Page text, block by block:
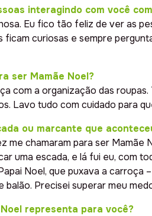
interagindo com você
Eu fico tão feliz de ver as
ficam curiosas e sempre
ser Mamãe Noel?
com a organização das
Lavo tudo com cuidado para
ou marcante que
me chamaram para ser
uma escada, e lá fui eu, com
Noel, que puxava a carroça
Precisei superar meu
representa para você?